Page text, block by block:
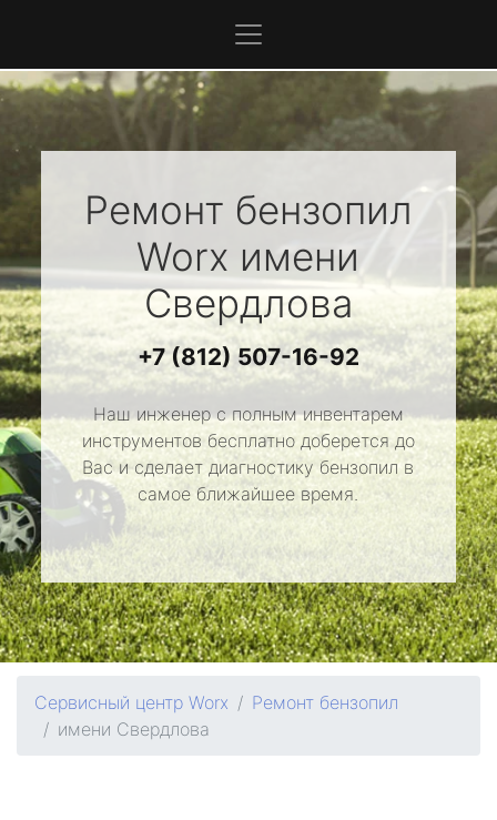
Ремонт бензопил
Worx имени
Свердлова
+7 (812) 507-16-92
Наш инженер с полным инвентарем
инструментов бесплатно доберется до
Вас и сделает диагностику бензопил в
самое ближайшее время.
Сервисный центр Worx
Ремонт бензопил
имени Свердлова